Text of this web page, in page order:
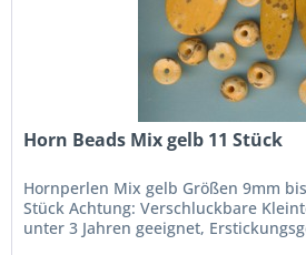
Horn Beads Mix gelb 11 Stück
Hornperlen Mix gelb Größen 9mm
Stück Achtung: Verschluckbare
unter 3 Jahren geeignet,